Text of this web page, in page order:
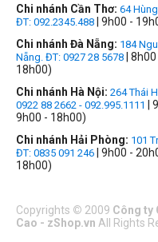
Chi nhánh Cần Thơ: 64
ĐT: 092.2345.488 | 9h00 -
Chi nhánh Đà Nẵng: 184
Nẵng. ĐT: 0927 28 5678 |
18h00)
Chi nhánh Hà Nội: 264 Thái
0922 88 2662 - 092.995.1111
|
9h00 - 18h00)
Chi nhánh Hải Phòng: 101
ĐT: 0835 091 246 | 9h00 -
18h00)
Copyrights © 2009 Công ty
Cao - zShop.vn All Rights